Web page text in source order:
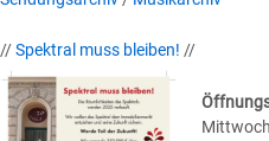
//Spektral muss bleiben! //